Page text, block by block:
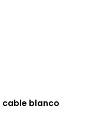
cable blanco